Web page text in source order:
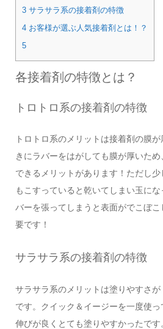
3 サラサラ系の接着剤の特徴
4 お客様が選ぶ人気接着剤とは！？
5
各接着剤の特徴とは？
トロトロ系の接着剤の特徴
トロトロ系のメリットは接着剤の膜
きにラバーをはがしても膜が厚いた
できるメリットがあります！ただし
もこすっていると乾いてしまい玉に
バーを張ってしまうと表面がでこぼ
要です！
サラサラ系の接着剤の特徴
サラサラ系のメリットは塗りやすさ
です。クイック＆イージーを一度使
伸びが良くとても塗りやすかったで